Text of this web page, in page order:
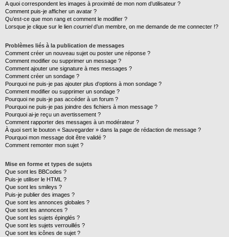
A quoi correspondent les images à proximité de mon nom d’utilisateur ?
Comment puis-je afficher un avatar ?
Qu’est-ce que mon rang et comment le modifier ?
Lorsque je clique sur le lien courrield’un membre, on me demande de me connecter !?
Problèmes liés à la publication de messages
Comment créer un nouveau sujet ou poster une réponse ?
Comment modifier ou supprimer un message ?
Comment ajouter une signature à mes messages ?
Comment créer un sondage ?
Pourquoi ne puis-je pas ajouter plus d’options à mon sondage ?
Comment modifier ou supprimer un sondage ?
Pourquoi ne puis-je pas accéder à un forum ?
Pourquoi ne puis-je pas joindre des fichiers à mon message ?
Pourquoi ai-je reçu un avertissement ?
Comment rapporter des messages à un modérateur ?
À quoi sert le bouton « Sauvegarder » dans la page de rédaction de message ?
Pourquoi mon message doit être validé ?
Comment remonter mon sujet ?
Mise en forme et types de sujets
Que sont les BBCodes ?
Puis-je utiliser le HTML ?
Que sont les smileys ?
Puis-je publier des images ?
Que sont les annonces globales ?
Que sont les annonces ?
Que sont les sujets épinglés ?
Que sont les sujets verrouillés ?
Que sont les icônes de sujet ?